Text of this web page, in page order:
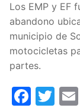
Los EMP y EF
abandono
municipio de
motocicletas
partes.